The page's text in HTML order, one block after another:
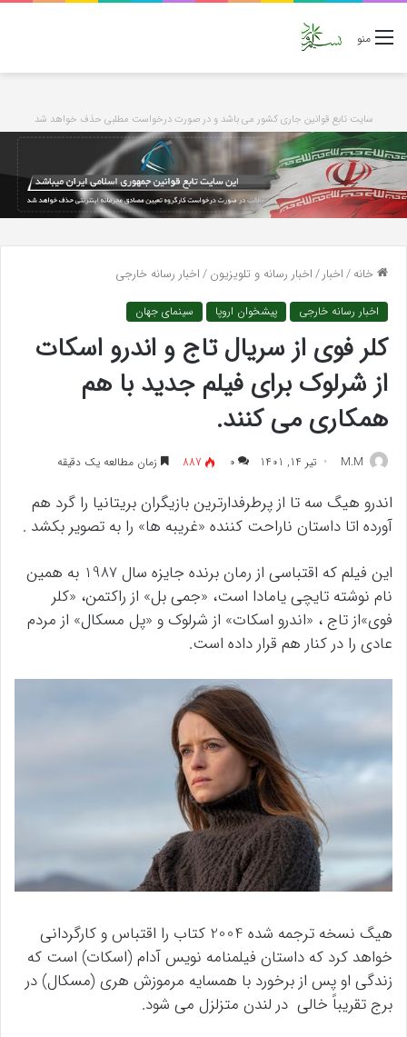
منو
سایت تابع قوانین جاری کشور می باشد و در صورت درخواست مطلبی حذف خواهد شد
خانه/اخبار/اخبار رسانه و تلویزیون/اخبار رسانه خارجی
اخبار رسانه خارجی پیشخوان اروپا سینمای جهان
کلر فوی از سریال تاج و اندرو اسکات
از شرلوک برای فیلم جدید با هم
همکاری می کنند.
M.M تیر 14, 1401 ۰ 887 زمان مطالعه یک دقیقه
اندرو هیگ سه تا از پرطرفدارترین بازیگران بریتانیا را گرد هم
آورده اتا داستان ناراحت کننده «غریبه ها» را به تصویر بکشد .
این فیلم که اقتباسی از رمان برنده جایزه سال 1987 به همین
نام نوشته تایچی یامادا است، «جمی بل» از راکتمن، «کلر
فوی»از تاج ، «اندرو اسکات» از شرلوک و «پل مسکال» از مردم
عادی را در کنار هم قرار داده است.
هیگ نسخه ترجمه شده 2004 کتاب را اقتباس و کارگردانی
خواهد کرد که داستان فیلمنامه نویس آدام (اسکات) است که
زندگی او پس از برخورد با همسایه مرموزش هری (مسکال) در
برج تقریباً خالی در لندن متزلزل می شود.